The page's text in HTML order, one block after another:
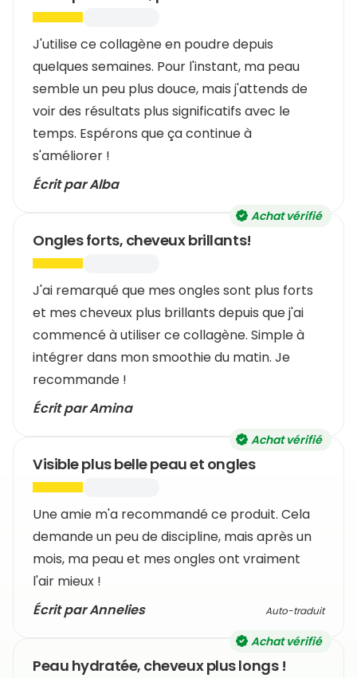
J'utilise ce collagène en poudre depuis
quelques semaines. Pour l'instant, ma peau
semble un peu plus douce, mais j'attends de
voir des résultats plus significatifs avec le
temps. Espérons que ça continue à
s'améliorer !
Écrit par Alba
Achat vérifié
Ongles forts, cheveux brillants!
J'ai remarqué que mes ongles sont plus forts
et mes cheveux plus brillants depuis que j'ai
commencé à utiliser ce collagène. Simple à
intégrer dans mon smoothie du matin. Je
recommande !
Écrit par Amina
Achat vérifié
Visible plus belle peau et ongles
Une amie m'a recommandé ce produit. Cela
demande un peu de discipline, mais après un
mois, ma peau et mes ongles ont vraiment
l'air mieux !
Écrit par Annelies
Auto-traduit
Achat vérifié
Peau hydratée, cheveux plus longs !